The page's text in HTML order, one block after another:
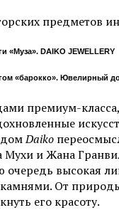
предметов
«Муза». DAIKO JEWELLERY
«барокко». Ювелирный
премиум-
домDaiko
и Жана
высокая
От
его красоту.